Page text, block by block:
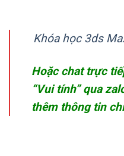
Khóa học 3ds
Hoặc chat trực
“Vui tính” qua
thêm thông tin